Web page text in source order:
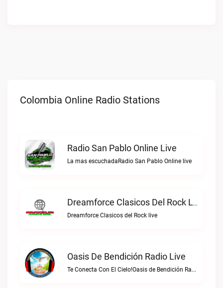
Colombia Online Radio Stations
Radio San Pablo Online Live
La mas escuchadaRadio San Pablo Online live
Dreamforce Clasicos Del Rock Live
Dreamforce Clasicos del Rock live
Oasis De Bendición Radio Live
Te Conecta Con El Cielo!Oasis de Bendición Radio live